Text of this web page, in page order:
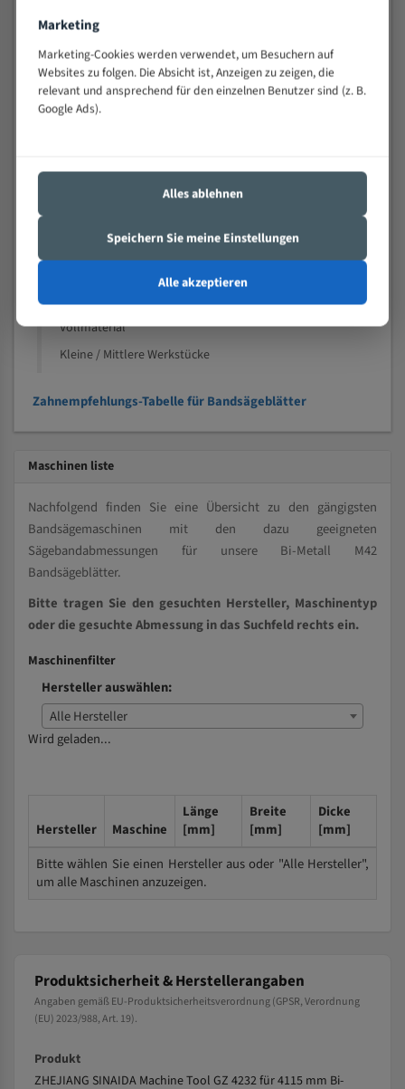
Technische Beschreibung:
Positiver Spanwinkel
Bandkörper aus hochlegiertem Federstahl
Nichteisenmetalle
Speziell entwickelt für Profile / Rohre
Kleine und mittlere Profile / Kleine Durchmesser
Vollmaterial
Kleine / Mittlere Werkstücke
Zahnempfehlungs-Tabelle für Bandsägeblätter
Maschinen liste
Nachfolgend finden Sie eine Übersicht zu den gängigsten
Bandsägemaschinen mit den dazu geeigneten
Sägebandabmessungen für unsere Bi-Metall M42
Bandsägeblätter.
Bitte tragen Sie den gesuchten Hersteller, Maschinentyp
oder die gesuchte Abmessung in das Suchfeld rechts ein.
Maschinenfilter
Hersteller auswählen:
Alle Hersteller
Wird geladen...
Hersteller Maschine
Länge
[mm]
Breite
[mm]
Dicke
[mm]
Bitte wählen Sie einen Hersteller aus oder "Alle Hersteller",
um alle Maschinen anzuzeigen.
Produktsicherheit & Herstellerangaben
Angaben gemäß EU-Produktsicherheitsverordnung (GPSR, Verordnung
(EU) 2023/988, Art. 19).
Produkt
ZHEJIANG SINAIDA Machine Tool GZ 4232 für 4115 mm Bi-
Marketing
Marketing-Cookies werden verwendet, um Besuchern auf
Websites zu folgen. Die Absicht ist, Anzeigen zu zeigen, die
relevant und ansprechend für den einzelnen Benutzer sind (z. B.
Google Ads).
Alles ablehnen
Speichern Sie meine Einstellungen
Alle akzeptieren